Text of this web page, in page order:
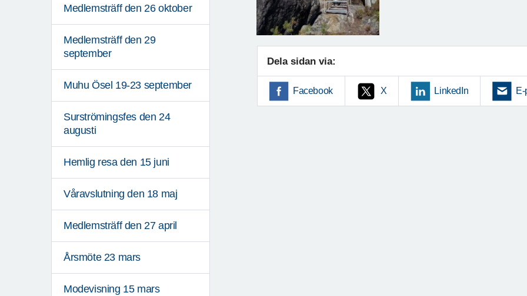
Medlemsträff den 26 oktober
Medlemsträff den 29
september
Muhu Ösel 19-23 september
Surströmingsfes den 24
augusti
Hemlig resa den 15 juni
Våravslutning den 18 maj
Medlemsträff den 27 april
Årsmöte 23 mars
Modevisning 15 mars
Dela sidan via:
Facebook X LinkedIn